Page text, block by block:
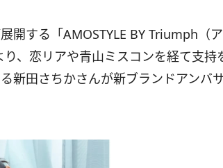
開する「AMOSTYLE BY Triumph（
、恋リアや青山ミスコンを経て支持
新田さちかさんが新ブランドアンバ